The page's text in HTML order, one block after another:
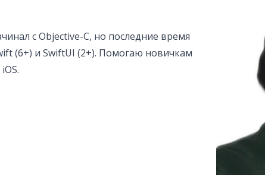
с Objective-C, но последние время
(6+) и SwiftUI (2+). Помогаю новичкам